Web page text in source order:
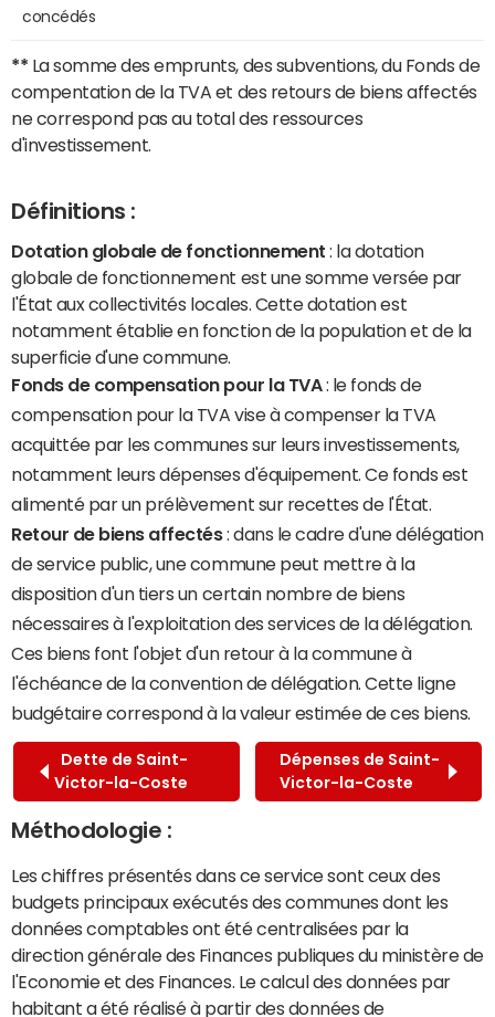
concédés
** La somme des emprunts, des subventions, du Fonds de
compentation de la TVA et des retours de biens affectés
ne correspond pas au total des ressources
d'investissement.
Définitions :
Dotation globale de fonctionnement : la dotation
globale de fonctionnement est une somme versée par
l'État aux collectivités locales. Cette dotation est
notamment établie en fonction de la population et de la
superficie d'une commune.
Fonds de compensation pour la TVA: le fonds de
compensation pour la TVA vise à compenser la TVA
acquittée par les communes sur leurs investissements,
notamment leurs dépenses d'équipement. Ce fonds est
alimenté par un prélèvement sur recettes de l'État.
Retour de biens affectés: dans le cadre d'une délégation
de service public, une commune peut mettre à la
disposition d'un tiers un certain nombre de biens
nécessaires à l'exploitation des services de la délégation.
Ces biens font l'objet d'un retour à la commune à
l'échéance de la convention de délégation. Cette ligne
budgétaire correspond à la valeur estimée de ces biens.
Dette de Saint-
Victor-la-Coste
Dépenses de Saint-
Victor-la-Coste
Méthodologie :
Les chiffres présentés dans ce service sont ceux des
budgets principaux exécutés des communes dont les
données comptables ont été centralisées par la
direction générale des Finances publiques du ministère de
l'Economie et des Finances. Le calcul des données par
habitant a été réalisé à partir des données de